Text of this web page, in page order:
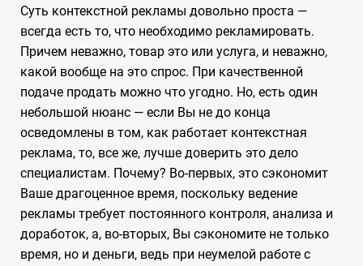
Суть контекстной рекламы довольно проста —
всегда есть то, что необходимо рекламировать.
Причем неважно, товар это или услуга, и неважно,
какой вообще на это спрос. При качественной
подаче продать можно что угодно. Но, есть один
небольшой нюанс — если Вы не до конца
осведомлены в том, как работает контекстная
реклама, то, все же, лучше доверить это дело
специалистам. Почему? Во-первых, это сэкономит
Ваше драгоценное время, поскольку ведение
рекламы требует постоянного контроля, анализа и
доработок, а, во-вторых, Вы сэкономите не только
время, но и деньги, ведь при неумелой работе с